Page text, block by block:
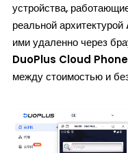
устройства,
реальной
ими удаленно через
DuoPlus Cloud Phone
между стоимостью и